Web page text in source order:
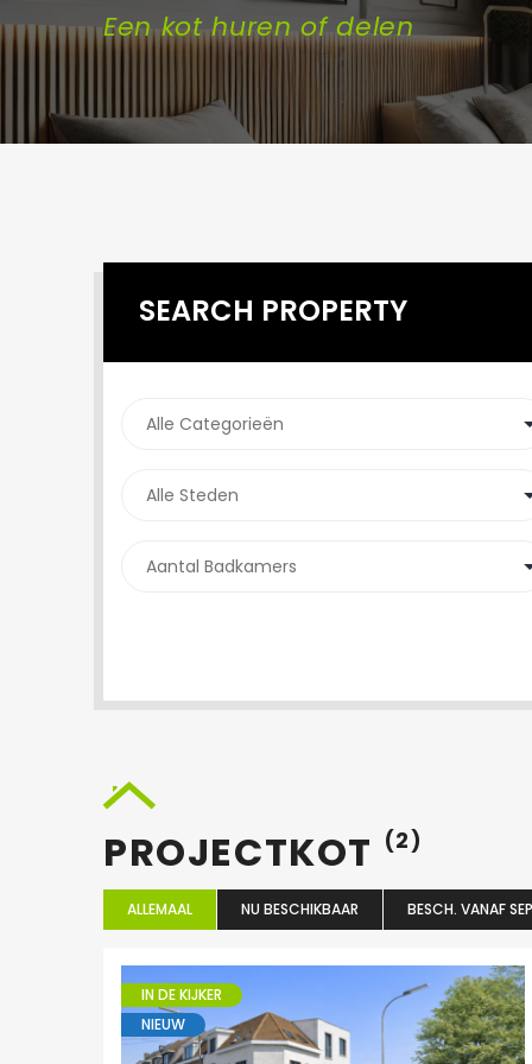
Een kot huren of delen
SEARCH PROPERTY
PROJECTKOT (2)
ALLEMAAL NU BESCHIKBAAR BESCH. VANAF
IN DE KIJKER
NIEUW